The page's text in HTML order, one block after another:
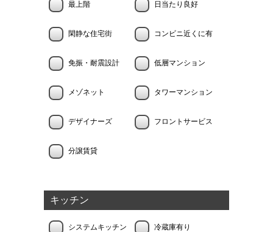
最上階 日当たり良好
閑静な住宅街 コンビニ近くに有
免振・耐震設計 低層マンション
メゾネット タワーマンション
デザイナーズ フロントサービス
分譲賃貸
キッチン
システムキッチン 冷蔵庫有り